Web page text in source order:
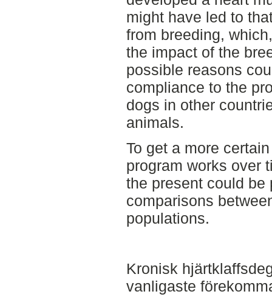
might have led to
from breeding,
the impact of the
possible reasons
compliance to the
dogs in other
animals.
To get a more
program works over
the present could be
comparisons
populations.
Kronisk
vanligaste